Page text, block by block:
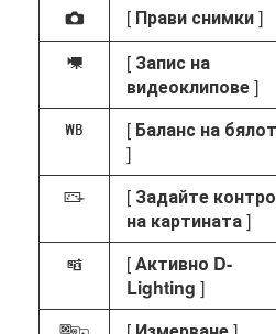
C [ Прави снимки]
1 [ Запис на
видеоклипове]
m [ Баланс на
]
h [ Задайте
на картината]
y [Активно D-
Lighting ]